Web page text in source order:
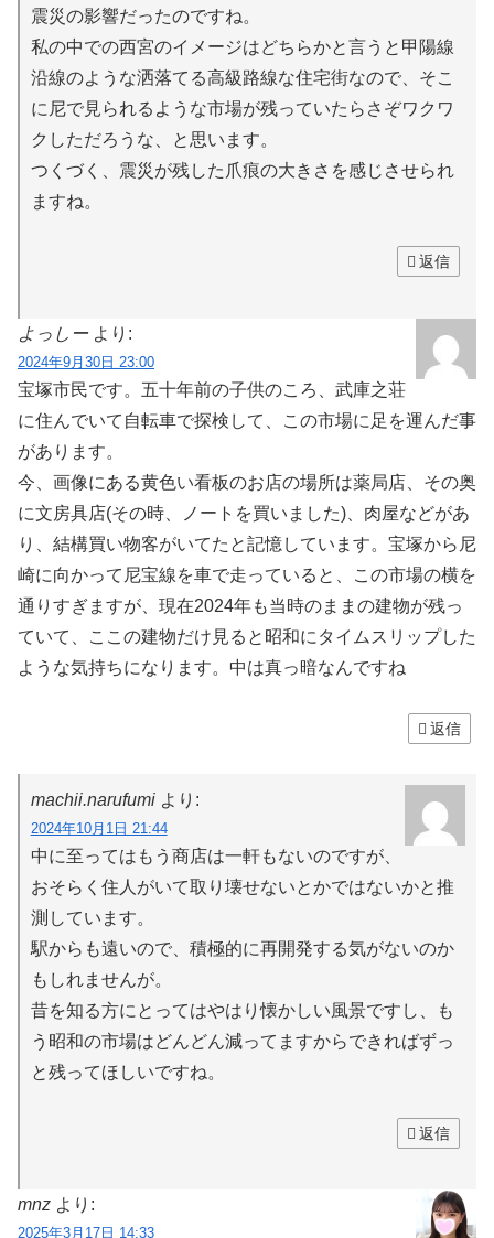
震災の影響だったのですね。
私の中での西宮のイメージはどちらかと言うと甲陽線
沿線のような洒落てる高級路線な住宅街なので、そこ
に尼で見られるような市場が残っていたらさぞワクワ
クしただろうな、と思います。
つくづく、震災が残した爪痕の大きさを感じさせられ
ますね。
返信
よっしー より:
2024年9月30日 23:00
宝塚市民です。五十年前の子供のころ、武庫之荘
に住んでいて自転車で探検して、この市場に足を運んだ事
があります。
今、画像にある黄色い看板のお店の場所は薬局店、その奥
に文房具店(その時、ノートを買いました)、肉屋などがあ
り、結構買い物客がいてたと記憶しています。宝塚から尼
崎に向かって尼宝線を車で走っていると、この市場の横を
通りすぎますが、現在2024年も当時のままの建物が残っ
ていて、ここの建物だけ見ると昭和にタイムスリップした
ような気持ちになります。中は真っ暗なんですね
返信
machii.narufumi より:
2024年10月1日 21:44
中に至ってはもう商店は一軒もないのですが、
おそらく住人がいて取り壊せないとかではないかと推
測しています。
駅からも遠いので、積極的に再開発する気がないのか
もしれませんが。
昔を知る方にとってはやはり懐かしい風景ですし、も
う昭和の市場はどんどん減ってますからできればずっ
と残ってほしいですね。
返信
mnz より:
2025年3月17日 14:33